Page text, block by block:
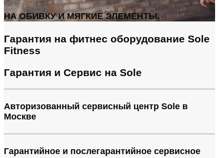
НА ОБИВКУ И МЯГКИЕ ЭЛЕМЕНТЫ.
Гарантия на фитнес оборудование Sole
Fitness
Гарантия и Сервис на Sole
Авторизованный сервисный центр Sole в
Москве
Гарантийное и послегарантийное сервисное